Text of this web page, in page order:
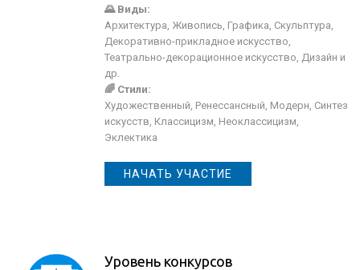
🌄 Виды:
Архитектура, Живопись, Графика, Скульптура,
Декоративно-прикладное искусство,
Театрально-декорационное искусство, Дизайн и
др.
🌈 Стили:
Художественный, Ренессансный, Модерн, Синтез
искусств, Классицизм, Неоклассицизм,
Эклектика
НАЧАТЬ УЧАСТИЕ
Уровень конкурсов